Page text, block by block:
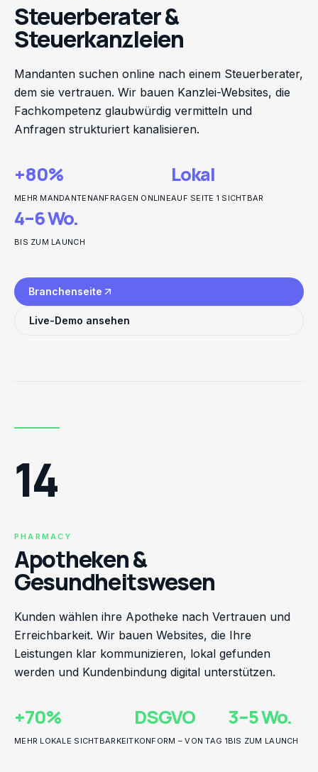
Steuerberater &
Steuerkanzleien
Mandanten suchen online nach einem Steuerberater,
dem sie vertrauen. Wir bauen Kanzlei-Websites, die
Fachkompetenz glaubwürdig vermitteln und
Anfragen strukturiert kanalisieren.
+80%
MEHR MANDANTENANFRAGEN ONLINE
Lokal
AUF SEITE 1 SICHTBAR
4–6 Wo.
BIS ZUM LAUNCH
Branchenseite
Live-Demo ansehen
14
PHARMACY
Apotheken &
Gesundheitswesen
Kunden wählen ihre Apotheke nach Vertrauen und
Erreichbarkeit. Wir bauen Websites, die Ihre
Leistungen klar kommunizieren, lokal gefunden
werden und Kundenbindung digital unterstützen.
+70%
MEHR LOKALE SICHTBARKEIT
DSGVO
KONFORM – VON TAG 1
3–5 Wo.
BIS ZUM LAUNCH